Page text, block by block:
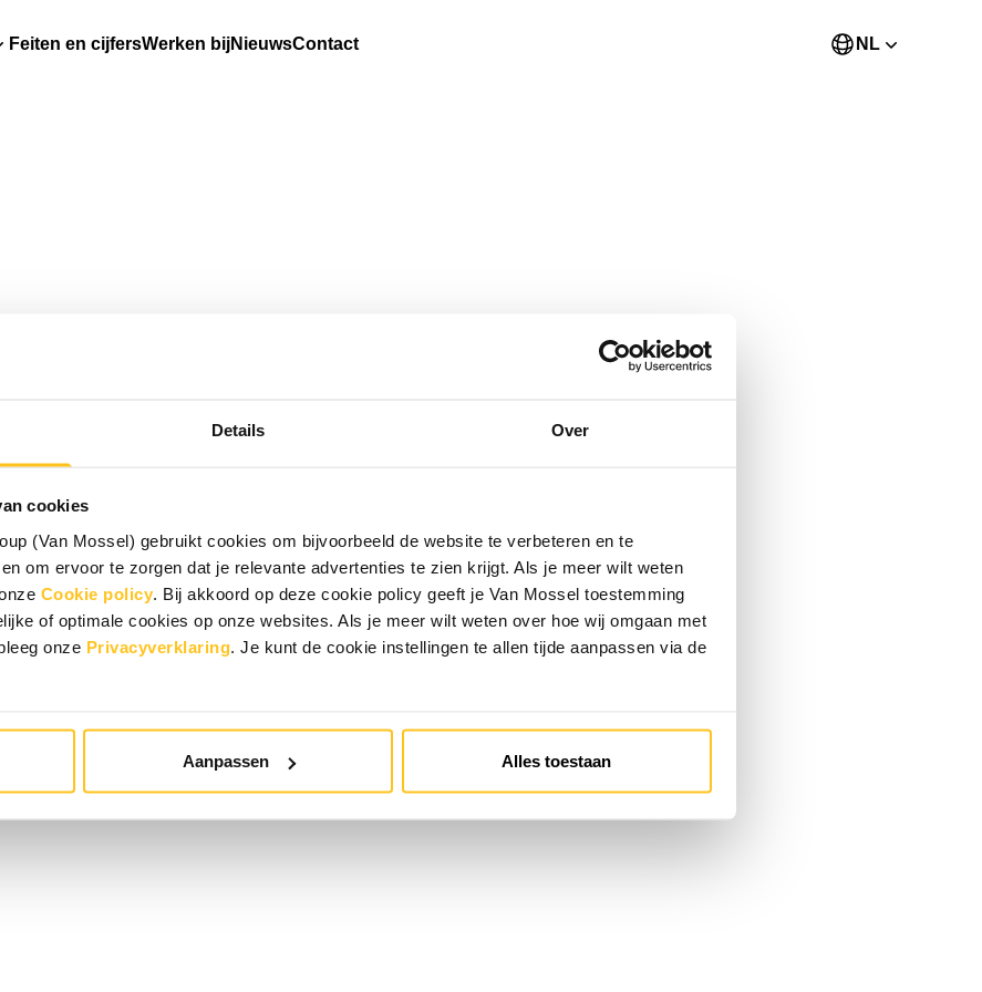
Details Over
cookies
(Van Mossel) gebruikt cookies om bijvoorbeeld de website te verbeteren en te
om ervoor te zorgen dat je relevante advertenties te zien krijgt. Als je meer wilt weten
Cookie policy. Bij akkoord op deze cookie policy geeft je Van Mossel toestemming
of optimale cookies op onze websites. Als je meer wilt weten over hoe wij omgaan met
onze Privacyverklaring. Je kunt de cookie instellingen te allen tijde aanpassen via de
Aanpassen Alles toestaan
Feiten en cijfersWerken bijNieuwsContact NL